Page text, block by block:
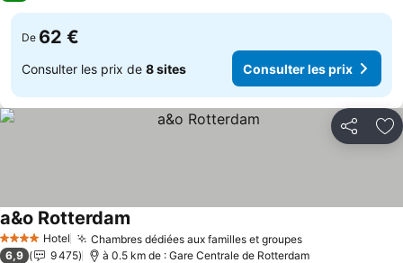
De 62 €
Consulter les prix de 8 sites Consulter les prix
Partager
4 Étoiles Hotel Chambres dédiées aux familles et groupes
a&o Rotterdam
6,9 9 475 à 0.5 km de : Gare Centrale de Rotterdam